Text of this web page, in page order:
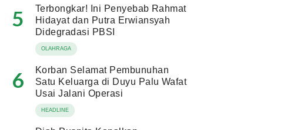
5
Terbongkar! Ini Penyebab Rahmat
Hidayat dan Putra Erwiansyah
Didegradasi PBSI
OLAHRAGA
6
Korban Selamat Pembunuhan
Satu Keluarga di Duyu Palu Wafat
Usai Jalani Operasi
HEADLINE